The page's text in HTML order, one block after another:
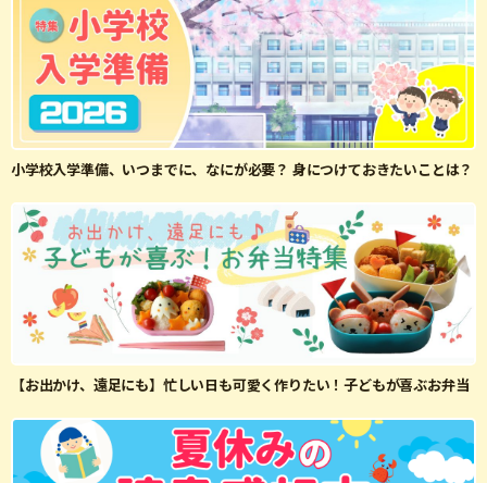
小学校入学準備、いつまでに、なにが必要？ 身につけておきたいことは？
【お出かけ、遠足にも】忙しい日も可愛く作りたい！子どもが喜ぶお弁当